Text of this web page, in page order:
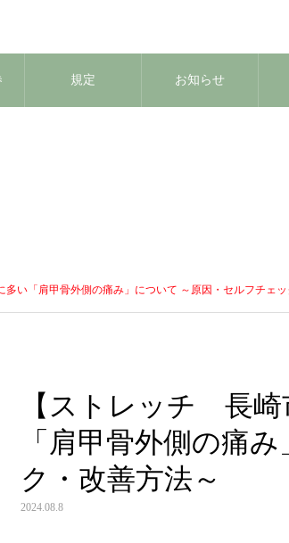
規定 お知らせ
「肩甲骨外側の痛み」について ～原因・セルフチェッ
【ストレッチ 長
「肩甲骨外側の痛
ク・改善方法～
2024.08.8